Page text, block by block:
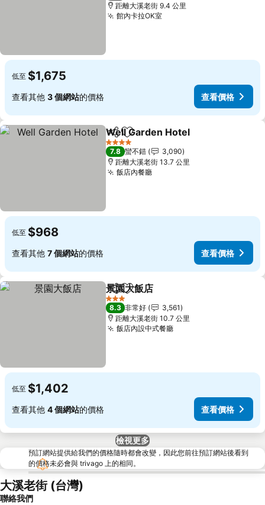
距離大溪老街 9.4 公里
館內卡拉OK室查看價格
低至 $1,675
查看其他 3 個網站的價格 查看價格
分享 加入我的最愛
Well Garden Hotel
4 星級
7.8 蠻不錯
3,090
距離大溪老街 13.7 公里
飯店內餐廳查看價格
低至 $968
查看其他 7 個網站的價格 查看價格
分享 加入我的最愛
景園大飯店
3 星級
8.3 非常好
3,561
距離大溪老街 10.7 公里
飯店內設中式餐廳查看價格
低至 $1,402
查看其他 4 個網站的價格 查看價格
檢視更多
預訂網站提供給我們的價格隨時都會改變，因此您前往預訂網站後看到
的價格未必會與 trivago 上的相同。
大溪老街 (台灣)
聯絡我們